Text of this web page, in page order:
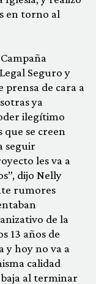
en torno al
Seguro y
de cara a
ya
ilegítimo
se creen
seguir
les va a
dijo Nelly
rumores
de la
13 años de
y hoy no va a
calidad
al terminar